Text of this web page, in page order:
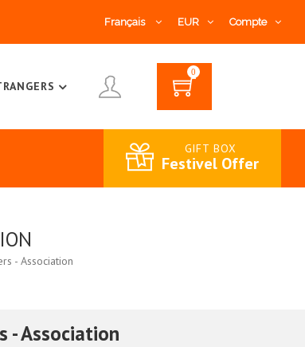
Français EUR Compte
0
GIFT BOX
Festivel Offer
- Association
- Association